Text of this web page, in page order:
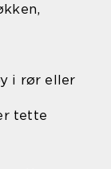
i rør eller
tette